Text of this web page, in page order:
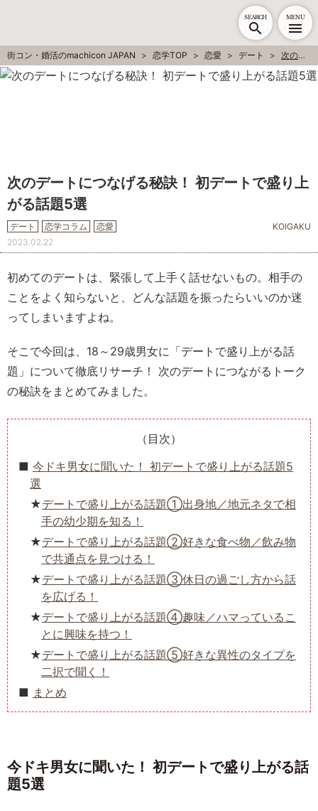
SEARCH MENU
街コン・婚活のmachicon JAPAN 恋学TOP 恋愛 デート 次のデートにつなげる秘訣！ 初デートで盛り上がる話題5選
次のデートにつなげる秘訣！ 初デートで盛り上
がる話題5選
デート 恋学コラム 恋愛
KOIGAKU
2023.02.22
初めてのデートは、緊張して上手く話せないもの。相手の
ことをよく知らないと、どんな話題を振ったらいいのか迷
ってしまいますよね。
そこで今回は、18～29歳男女に「デートで盛り上がる話
題」について徹底リサーチ！ 次のデートにつながるトーク
の秘訣をまとめてみました。
（目次）
今ドキ男女に聞いた！ 初デートで盛り上がる話題5
選
デートで盛り上がる話題①出身地／地元ネタで相
手の幼少期を知る！
デートで盛り上がる話題②好きな食べ物／飲み物
で共通点を見つける！
デートで盛り上がる話題③休日の過ごし方から話
を広げる！
デートで盛り上がる話題④趣味／ハマっているこ
とに興味を持つ！
デートで盛り上がる話題⑤好きな異性のタイプを
二択で聞く！
まとめ
今ドキ男女に聞いた！ 初デートで盛り上がる話
題5選